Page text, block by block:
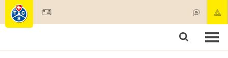
Membres & prestations